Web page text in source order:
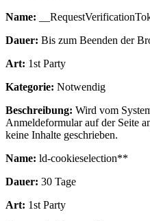
Name:
Dauer: Bis zum Beenden der
Art: 1st Party
Kategorie: Notwendig
Beschreibung: Wird vom
Anmeldeformular auf der Seite
keine Inhalte geschrieben.
Name: ld-cookieselection**
Dauer: 30 Tage
Art: 1st Party